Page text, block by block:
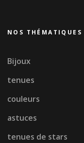
NOS THÉMATIQUES
Bijoux
tenues
couleurs
astuces
tenues de stars